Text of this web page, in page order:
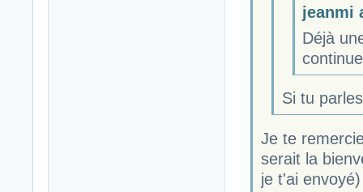
jeanmi
Déjà
Si tu
Je te
serait la
je t'ai envoyé)